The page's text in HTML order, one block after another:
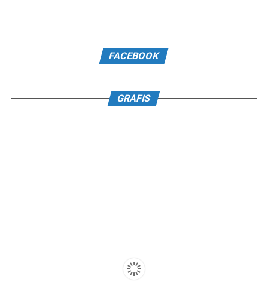
FACEBOOK
GRAFIS